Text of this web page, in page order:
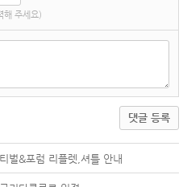
해 주세요)
댓글 등록
벌&포럼 리플렛,셔틀 안내